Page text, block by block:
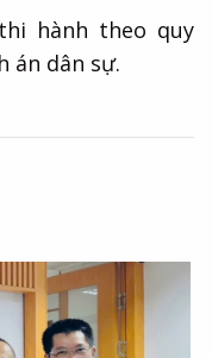
hành theo quy
án dân sự.